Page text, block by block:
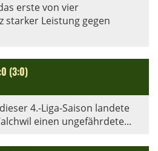
erste von vier
starker Leistung gegen
(3:0)
4.-Liga-Saison landete
einen ungefährdete...